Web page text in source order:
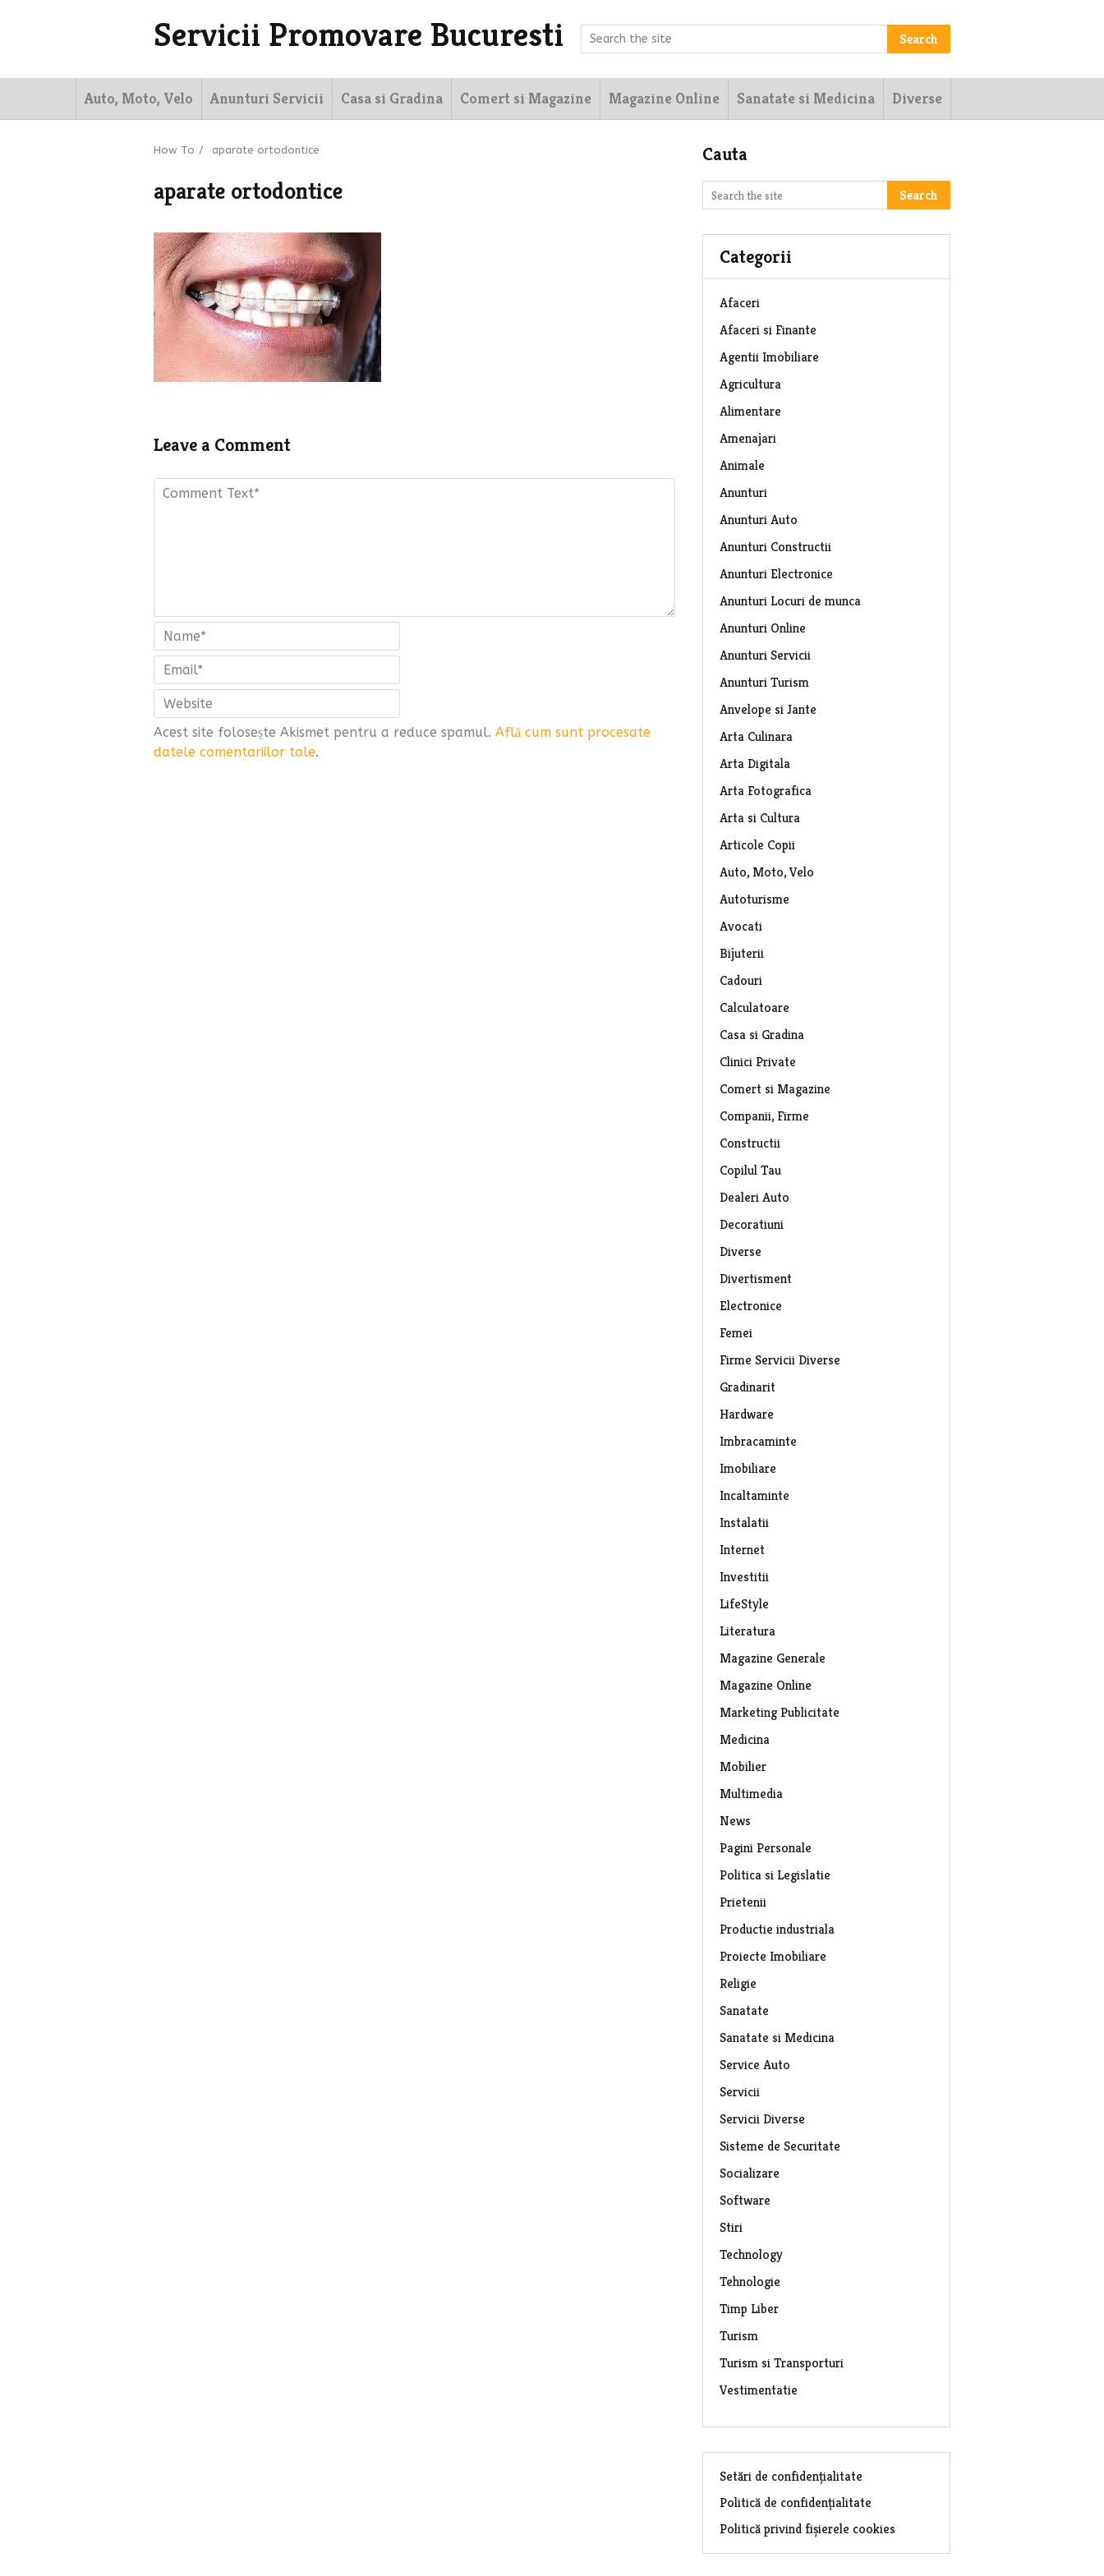
Servicii Promovare Bucuresti Search
Auto, Moto, Velo Anunturi Servicii Casa si Gradina Comert si Magazine Magazine Online Sanatate si Medicina Diverse
How To / aparate ortodontice
aparate ortodontice
Leave a Comment
Acest site folosește Akismet pentru a reduce spamul. Află cum sunt procesate
datele comentariilor tale.
Cauta
Search
Categorii
Afaceri
Afaceri si Finante
Agentii Imobiliare
Agricultura
Alimentare
Amenajari
Animale
Anunturi
Anunturi Auto
Anunturi Constructii
Anunturi Electronice
Anunturi Locuri de munca
Anunturi Online
Anunturi Servicii
Anunturi Turism
Anvelope si Jante
Arta Culinara
Arta Digitala
Arta Fotografica
Arta si Cultura
Articole Copii
Auto, Moto, Velo
Autoturisme
Avocati
Bijuterii
Cadouri
Calculatoare
Casa si Gradina
Clinici Private
Comert si Magazine
Companii, Firme
Constructii
Copilul Tau
Dealeri Auto
Decoratiuni
Diverse
Divertisment
Electronice
Femei
Firme Servicii Diverse
Gradinarit
Hardware
Imbracaminte
Imobiliare
Incaltaminte
Instalatii
Internet
Investitii
LifeStyle
Literatura
Magazine Generale
Magazine Online
Marketing Publicitate
Medicina
Mobilier
Multimedia
News
Pagini Personale
Politica si Legislatie
Prietenii
Productie industriala
Proiecte Imobiliare
Religie
Sanatate
Sanatate si Medicina
Service Auto
Servicii
Servicii Diverse
Sisteme de Securitate
Socializare
Software
Stiri
Technology
Tehnologie
Timp Liber
Turism
Turism si Transporturi
Vestimentatie
Setări de confidențialitate
Politică de confidențialitate
Politică privind fișierele cookies